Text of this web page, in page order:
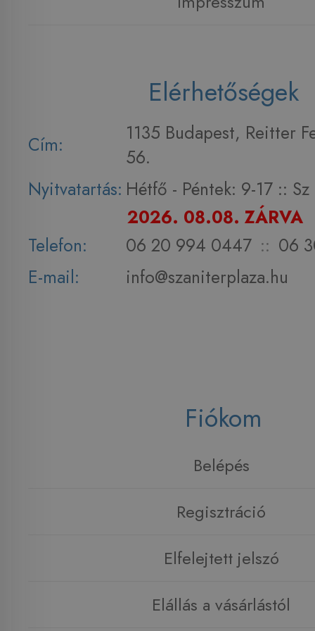
Elérhetőségek
Cím:
1135 Budapest, Reitter
56.
Nyitvatartás: Hétfő - Péntek: 9-17 :: Sz
2026. 08.08. ZÁRVA
Telefon:
06 20 994 0447 :: 06
E-mail:
info@szaniterplaza.hu
Fiókom
Belépés
Regisztráció
Elfelejtett jelszó
Elállás a vásárlástól